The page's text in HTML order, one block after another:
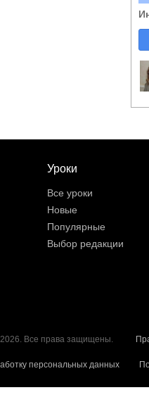
Уроки
Все уроки
Новые
Популярные
Выбор редакции
Все права защищены.
персональных данных